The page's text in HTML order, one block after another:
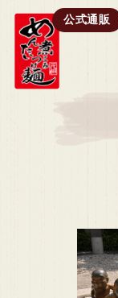
公式通販